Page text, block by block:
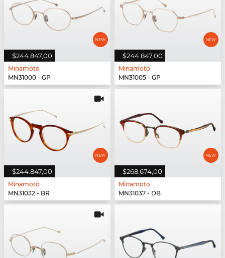
$244.847,00
Minamoto
MN31000 - GP
$244.847,00
Minamoto
MN31005 - GP
$244.847,00
Minamoto
MN31032 - BR
$268.674,00
Minamoto
MN31037 - DB